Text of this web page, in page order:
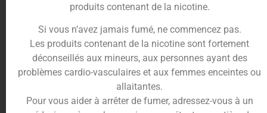
Conditionnement du e-liquideFraise
melon glacésSalt
Composé de propylène glycol, glycérine végétale
et arômes de qualité alimentaire, cee-liquide
sels de nicotineest soigneusement
élaboré enFrance
Avec un ratio équilibré de50PG/50VG, il est offert
produits contenant de la nicotine.
Si vous n’avez jamais fumé, ne commencez pas.
Les produits contenant de la nicotine sont fortement
déconseillés aux mineurs, aux personnes ayant des
problèmes cardio-vasculaires et aux femmes enceintes ou
allaitantes.
Pour vous aider à arrêter de fumer, adressez-vous à un